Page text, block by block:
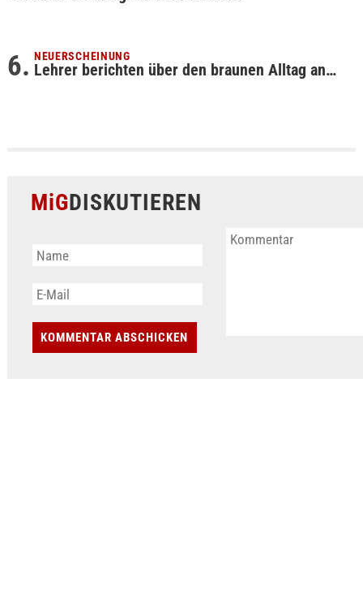
NEUERSCHEINUNG
Lehrer berichten über den braunen Alltag an…
MiGDISKUTIEREN